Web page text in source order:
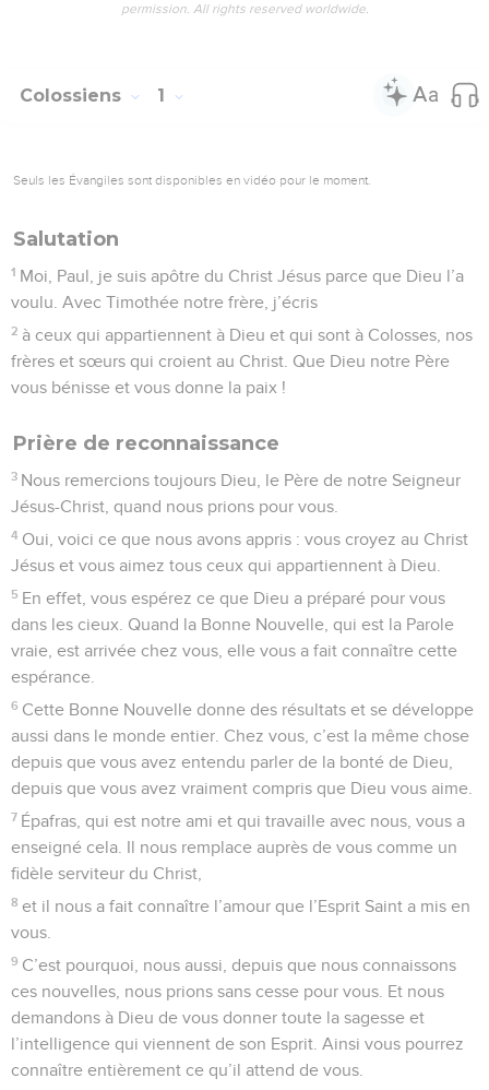
permission. All rights reserved worldwide.
Colossiens 1
Seuls les Évangiles sont disponibles en vidéo pour le moment.
Salutation
1 Moi, Paul, je suis apôtre du Christ Jésus parce que Dieu l’a
voulu. Avec Timothée notre frère, j’écris
2 à ceux qui appartiennent à Dieu et qui sont à Colosses, nos
frères et sœurs qui croient au Christ. Que Dieu notre Père
vous bénisse et vous donne la paix !
Prière de reconnaissance
3 Nous remercions toujours Dieu, le Père de notre Seigneur
Jésus-Christ, quand nous prions pour vous.
4 Oui, voici ce que nous avons appris : vous croyez au Christ
Jésus et vous aimez tous ceux qui appartiennent à Dieu.
5 En effet, vous espérez ce que Dieu a préparé pour vous
dans les cieux. Quand la Bonne Nouvelle, qui est la Parole
vraie, est arrivée chez vous, elle vous a fait connaître cette
espérance.
6 Cette Bonne Nouvelle donne des résultats et se développe
aussi dans le monde entier. Chez vous, c’est la même chose
depuis que vous avez entendu parler de la bonté de Dieu,
depuis que vous avez vraiment compris que Dieu vous aime.
7 Épafras, qui est notre ami et qui travaille avec nous, vous a
enseigné cela. Il nous remplace auprès de vous comme un
fidèle serviteur du Christ,
8 et il nous a fait connaître l’amour que l’Esprit Saint a mis en
vous.
9 C’est pourquoi, nous aussi, depuis que nous connaissons
ces nouvelles, nous prions sans cesse pour vous. Et nous
demandons à Dieu de vous donner toute la sagesse et
l’intelligence qui viennent de son Esprit. Ainsi vous pourrez
connaître entièrement ce qu’il attend de vous.